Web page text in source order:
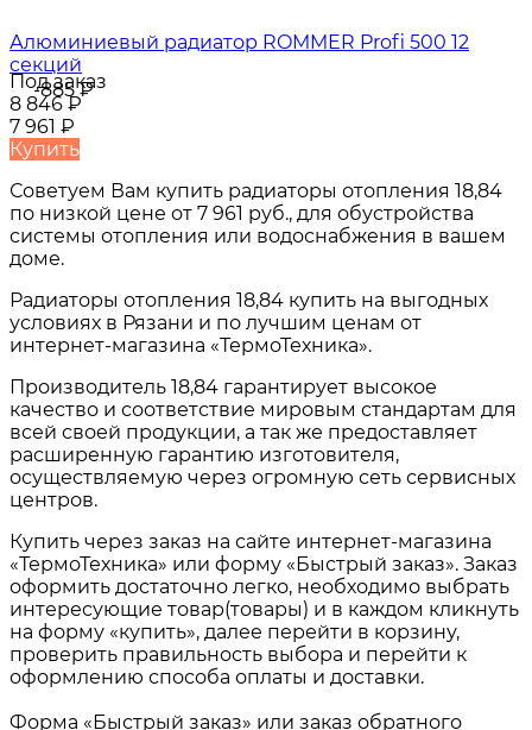
-885₽
Алюминиевый радиатор ROMMER Profi 500 12
cекций
Под заказ
8 846₽
7 961 ₽
Купить
Советуем Вам купить радиаторы отопления 18,84
по низкой цене от 7 961 руб., для обустройства
системы отопления или водоснабжения в вашем
доме.
Радиаторы отопления 18,84 купить на выгодных
условиях в Рязани и по лучшим ценам от
интернет-магазина «ТермоТехника».
Производитель 18,84 гарантирует высокое
качество и соответствие мировым стандартам для
всей своей продукции, а так же предоставляет
расширенную гарантию изготовителя,
осуществляемую через огромную сеть сервисных
центров.
Купить через заказ на сайте интернет-магазина
«ТермоТехника» или форму «Быстрый заказ». Заказ
оформить достаточно легко, необходимо выбрать
интересующие товар(товары) и в каждом кликнуть
на форму «купить», далее перейти в корзину,
проверить правильность выбора и перейти к
оформлению способа оплаты и доставки.
Форма «Быстрый заказ» или заказ обратного